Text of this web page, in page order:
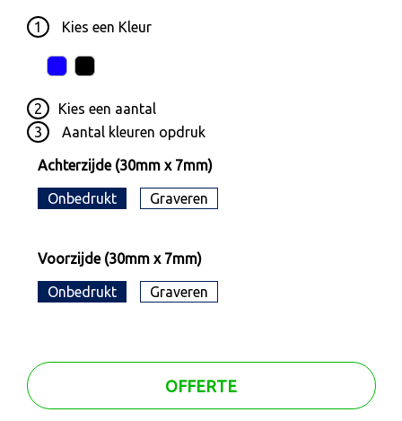
1 Kies een Kleur
2 Kies een aantal
3
Aantal kleuren opdruk
Achterzijde (30mm x 7mm)
Onbedrukt Graveren
Voorzijde (30mm x 7mm)
Onbedrukt Graveren
OFFERTE